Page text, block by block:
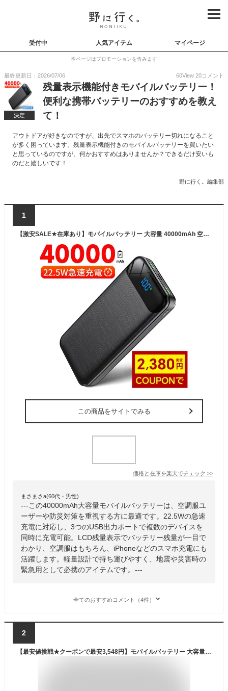
受付中 人気アイテム マイページ
本ページはプロモーションを含みます
最終更新日：2026/07/06 60View 20コメント
決定
残量表示機能付きモバイルバッテリー！
便利な携帯バッテリーのおすすめを教え
て！
アウトドアが好きなのですが、出先でスマホのバッテリー切れになること
が多く困っています。残量表示機能付きのモバイルバッテリーを買いたい
と思っているのですが、何かおすすめはありませんか？できるだけ安いも
のだと嬉しいです！
野に行く。編集部
1
【激安SALE★在庫あり】モバイルバッテリー 大容量 40000mAh 空調服 バッテリーセット 空調作業服 22.5W 急速充電 バッテリー 急速充電器 3つUSB出力ポート LCD残量表示 スマホ充電器 軽量 iphone 地震/災害/旅行/出張/緊急用などの必携品 防災グッズ (ブラック) PSE認証済
この商品をサイトでみる
価格と在庫を楽天でチェック >>
まさまさa(60代・男性)
---この40000mAh大容量モバイルバッテリーは、空調服ユ
ーザーや防災対策を重視する方に最適です。22.5Wの急速
充電に対応し、3つのUSB出力ポートで複数のデバイスを
同時に充電可能。LCD残量表示でバッテリー残量が一目で
わかり、空調服はもちろん、iPhoneなどのスマホ充電にも
活躍します。軽量設計で持ち運びやすく、地震や災害時の
緊急用として必携のアイテムです。---
全てのおすすめコメント（4件）
2
【最安値挑戦★クーポンで最安3,548円】モバイルバッテリー 大容量 45800mAh 急速充電 6台同時充電 残量表示 軽量 2.4A出力 バッテリー 携帯充電器 充電器 iPhone16 コンパクト 防災グッズ 通勤 通学 出張 電熱ベスト 電気毛布 全機種対応 iPhone/iPad/Android